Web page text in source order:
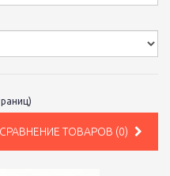
СРАВНЕНИЕ ТОВАРОВ (0)